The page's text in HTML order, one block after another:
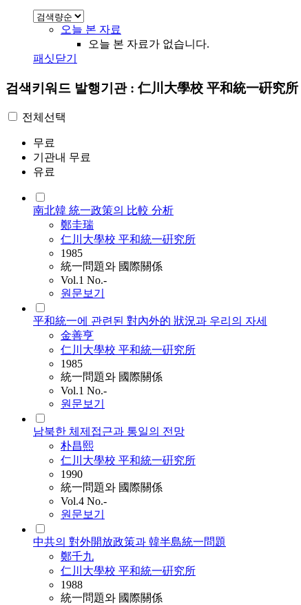
오늘 본 자료
오늘 본 자료가 없습니다.
패싯닫기
검색키워드 발행기관 : 仁川大學校 平和統一硏究所
전체선택
무료
기관내 무료
유료
南北韓 統一政策의 比較 分析
鄭圭瑞
仁川大學校 平和統一硏究所
1985
統一問題와 國際關係
Vol.1 No.-
원문보기
平和統一에 관련된 對內外的 狀況과 우리의 자세
金善亨
仁川大學校 平和統一硏究所
1985
統一問題와 國際關係
Vol.1 No.-
원문보기
남북한 체제접근과 통일의 전망
朴昌熙
仁川大學校 平和統一硏究所
1990
統一問題와 國際關係
Vol.4 No.-
원문보기
中共의 對外開放政策과 韓半島統一問題
鄭千九
仁川大學校 平和統一硏究所
1988
統一問題와 國際關係